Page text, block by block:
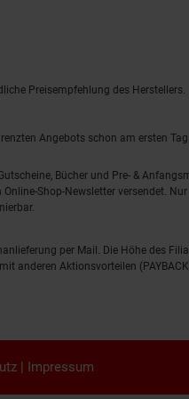
Preisempfehlung des Herstellers.
Angebots schon am ersten Tag
Bücher und Pre- &
Shop-Newsletter versendet.
per Mail. Die Höhe des
anderen Aktionsvorteilen
| Impressum